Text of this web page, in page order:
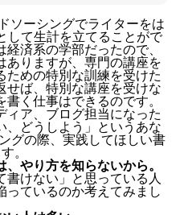
ソーシングでライターをは
して生計を立てることがで
済系の学部だったので、
ありますが、専門の講座を
ための特別な訓練を受けた
せば、特別な講座を受けな
く仕事はできるのです。
ィア、ブログ担当になった
、どうしよう」というあな
グの際、実践してほしい書
。
やり方を知らないから。
書けない」と思っている人
っているのか考えてみまし